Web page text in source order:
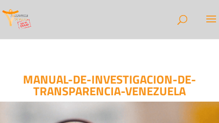
MANUAL-DE-INVESTIGACION-DE-
TRANSPARENCIA-VENEZUELA